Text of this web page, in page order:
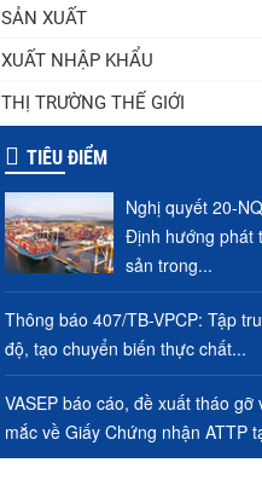
phi Trung Quốc tiếp
tăng
Trung Quốc tăng
nhập khẩu mực,
nguồn cung...
ngày 3/8/2026
CPTPP: Mở rộng cơ
hàng giá trị...
SẢN XUẤT
XUẤT NHẬP KHẨU
THỊ TRƯỜNG THẾ GIỚI
TIÊU ĐIỂM
Nghị quyết 20-
Định hướng phát
sản trong...
Thông báo 407/TB-VPCP: Tập
độ, tạo chuyển biến thực chất...
VASEP báo cáo, đề xuất tháo gỡ
mắc về Giấy Chứng nhận ATTP